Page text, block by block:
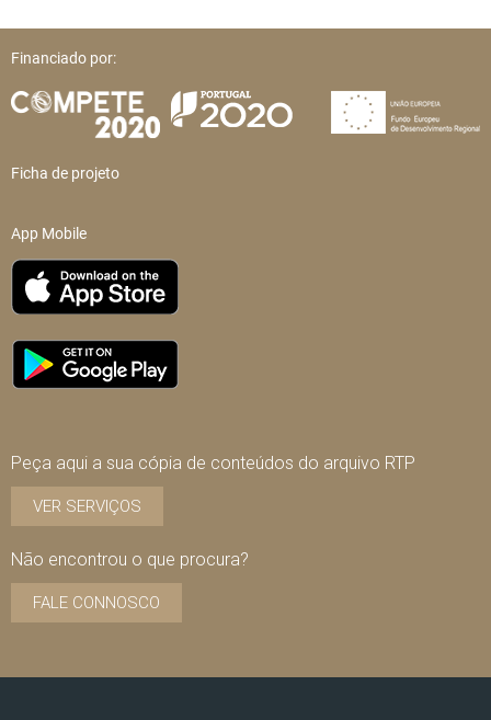
Financiado por:
Ficha de projeto
App Mobile
Peça aqui a sua cópia de conteúdos do arquivo RTP
VER SERVIÇOS
Não encontrou o que procura?
FALE CONNOSCO